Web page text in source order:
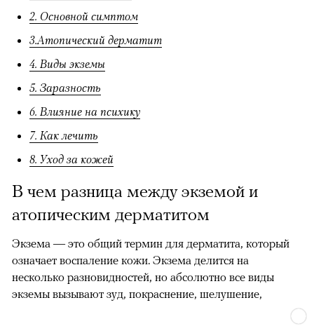
2. Основной симптом
3.Атопический дерматит
4. Виды экземы
5. Заразность
6. Влияние на психику
7. Как лечить
8. Уход за кожей
В чем разница между экземой и
атопическим дерматитом
Экзема — это общий термин для дерматита, который
означает воспаление кожи. Экзема делится на
несколько разновидностей, но абсолютно все виды
экземы вызывают зуд, покраснение, шелушение,